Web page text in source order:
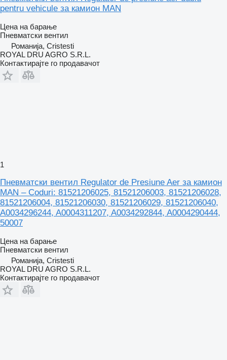
pentru vehicule за камион MAN
Цена на барање
Пневматски вентил
Романија, Cristesti
ROYAL DRU AGRO S.R.L.
Контактирајте го продавачот
1
Пневматски вентил Regulator de Presiune Aer за камион
MAN – Coduri: 81521206025, 81521206003, 81521206028,
81521206004, 81521206030, 81521206029, 81521206040,
A0034296244, A0004311207, A0034292844, A0004290444,
50007
Цена на барање
Пневматски вентил
Романија, Cristesti
ROYAL DRU AGRO S.R.L.
Контактирајте го продавачот